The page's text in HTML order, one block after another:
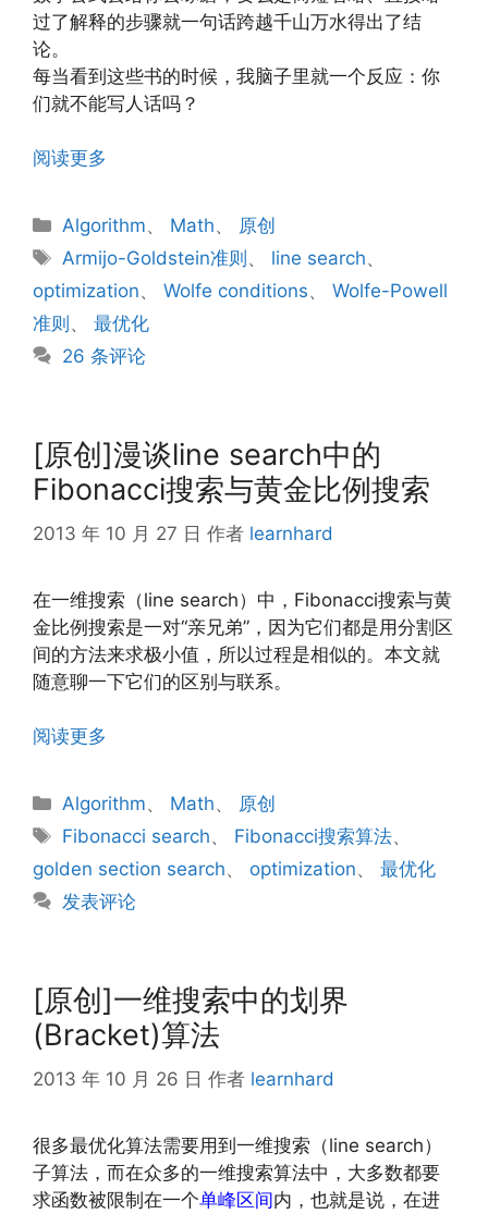
过了解释的步骤就一句话跨越千山万水得出了结
论。
每当看到这些书的时候，我脑子里就一个反应：你
们就不能写人话吗？
阅读更多
分
类
Algorithm、 Math、 原创
标
签
Armijo-Goldstein准则 、 line search、
optimization、 Wolfe conditions、 Wolfe-Powell
准则 、 最优化
26 条评论
[原创]漫谈line search中的
Fibonacci搜索与黄金比例搜索
2013 年 10 月 27 日 作者 learnhard
在一维搜索（line search）中，Fibonacci搜索与黄
金比例搜索是一对“亲兄弟”，因为它们都是用分割区
间的方法来求极小值，所以过程是相似的。本文就
随意聊一下它们的区别与联系。
阅读更多
分
类
Algorithm、 Math、 原创
标
签
Fibonacci search、 Fibonacci搜索算法、
golden section search、 optimization、 最优化
发表评论
[原创]一维搜索中的划界
(Bracket)算法
2013 年 10 月 26 日 作者 learnhard
很多最优化算法需要用到一维搜索（line search）
子算法，而在众多的一维搜索算法中，大多数都要
求函数被限制在一个单峰区间内，也就是说，在进